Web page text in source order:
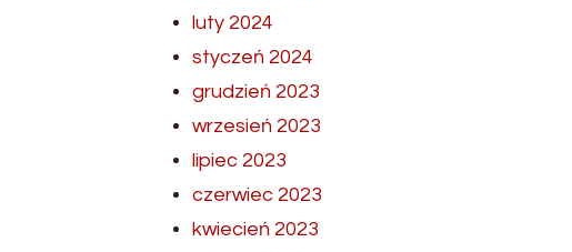
luty 2024
styczeń 2024
grudzień 2023
wrzesień 2023
lipiec 2023
czerwiec 2023
kwiecień 2023